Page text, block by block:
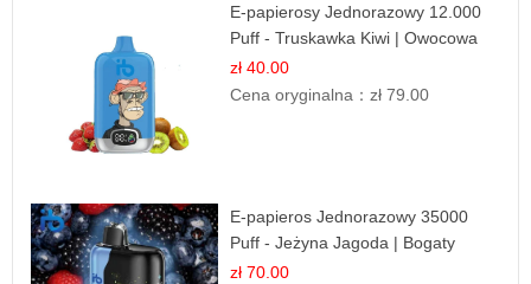
E-papierosy Jednorazowy 12.000
Puff - Truskawka Kiwi | Owocowa
Równowaga
zł 40.00
Cena oryginalna：zł 79.00
E-papieros Jednorazowy 35000
Puff - Jeżyna Jagoda | Bogaty
Smak Leśnych Owoców
zł 70.00